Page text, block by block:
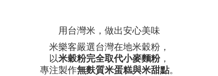
用台灣米，做出安心美味
米樂客嚴選台灣在地米穀粉，
以米穀粉完全取代小麥麵粉，
專注製作無麩質米蛋糕與米甜點。